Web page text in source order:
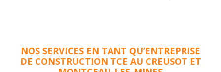
NOS SERVICES EN TANT QU’ENTREPRISE
DE CONSTRUCTION TCE AU CREUSOT ET